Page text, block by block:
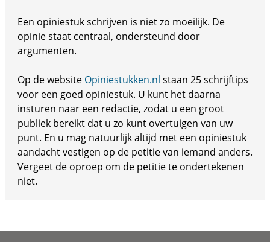
Een opiniestuk schrijven is niet zo moeilijk. De
opinie staat centraal, ondersteund door
argumenten.
Op de website Opiniestukken.nl staan 25 schrijftips
voor een goed opiniestuk. U kunt het daarna
insturen naar een redactie, zodat u een groot
publiek bereikt dat u zo kunt overtuigen van uw
punt. En u mag natuurlijk altijd met een opiniestuk
aandacht vestigen op de petitie van iemand anders.
Vergeet de oproep om de petitie te ondertekenen
niet.